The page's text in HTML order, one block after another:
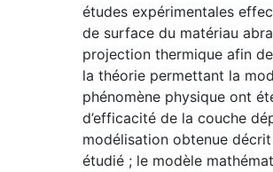
études expérimentales
de surface du matériau
projection thermique afin
la théorie permettant la
phénomène physique ont
d’efficacité de la couche
modélisation obtenue
étudié ; le modèle